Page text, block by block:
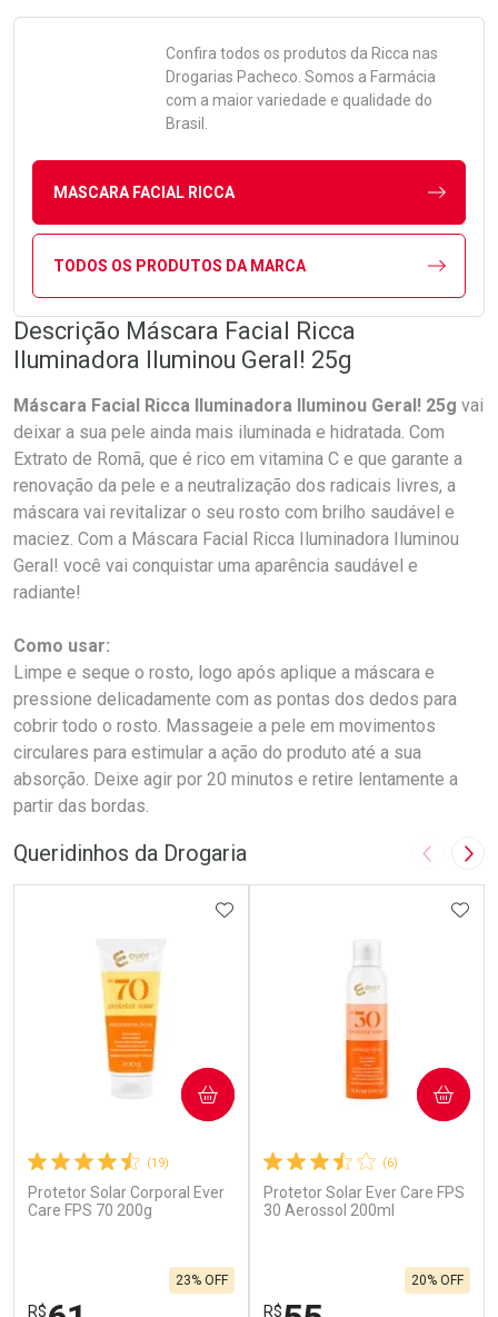
Confira todos os produtos da Ricca nas
Drogarias Pacheco. Somos a Farmácia
com a maior variedade e qualidade do
Brasil.
MASCARA FACIAL RICCA
TODOS OS PRODUTOS DA MARCA
Descrição Máscara Facial Ricca
Iluminadora Iluminou Geral! 25g
Máscara Facial Ricca Iluminadora Iluminou Geral! 25g vai
deixar a sua pele ainda mais iluminada e hidratada. Com
Extrato de Romã, que é rico em vitamina C e que garante a
renovação da pele e a neutralização dos radicais livres, a
máscara vai revitalizar o seu rosto com brilho saudável e
maciez. Com a Máscara Facial Ricca Iluminadora Iluminou
Geral! você vai conquistar uma aparência saudável e
radiante!
Como usar:
Limpe e seque o rosto, logo após aplique a máscara e
pressione delicadamente com as pontas dos dedos para
cobrir todo o rosto. Massageie a pele em movimentos
circulares para estimular a ação do produto até a sua
absorção. Deixe agir por 20 minutos e retire lentamente a
partir das bordas.
Queridinhos da Drogaria Imagem
(19)
Protetor Solar Corporal Ever
Care FPS 70 200g
R$
23% OFF
ADICIONAR AOS FAVORITOS
COMPRAR
(6)
Protetor Solar Ever Care FPS
30 Aerossol 200ml
R$
20% OFF
COMPRAR